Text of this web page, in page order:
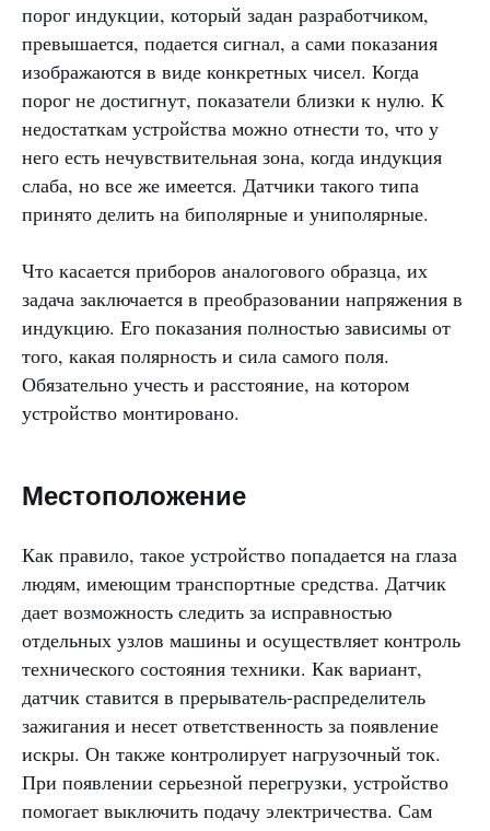
порог индукции, который задан разработчиком,
превышается, подается сигнал, а сами показания
изображаются в виде конкретных чисел. Когда
порог не достигнут, показатели близки к нулю. К
недостаткам устройства можно отнести то, что у
него есть нечувствительная зона, когда индукция
слаба, но все же имеется. Датчики такого типа
принято делить на биполярные и униполярные.
Что касается приборов аналогового образца, их
задача заключается в преобразовании напряжения в
индукцию. Его показания полностью зависимы от
того, какая полярность и сила самого поля.
Обязательно учесть и расстояние, на котором
устройство монтировано.
Местоположение
Как правило, такое устройство попадается на глаза
людям, имеющим транспортные средства. Датчик
дает возможность следить за исправностью
отдельных узлов машины и осуществляет контроль
технического состояния техники. Как вариант,
датчик ставится в прерыватель-распределитель
зажигания и несет ответственность за появление
искры. Он также контролирует нагрузочный ток.
При появлении серьезной перегрузки, устройство
помогает выключить подачу электричества. Сам